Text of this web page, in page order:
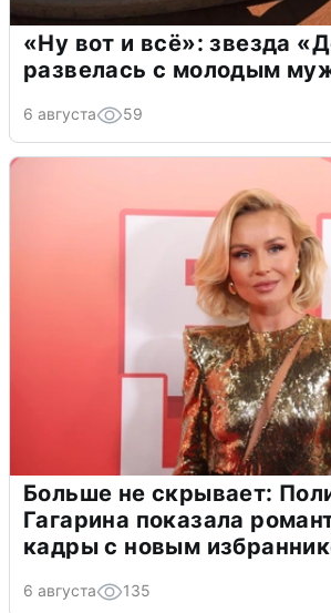
«Ну вот и всё»: звезда
развелась с молодым
6 августа 59
Больше не скрывает:
Гагарина показала
кадры с новым
6 августа 135